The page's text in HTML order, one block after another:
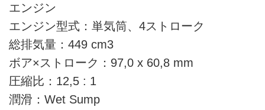
エンジン
エンジン型式：単気筒、4ストローク
総排気量：449 cm3
ボア×ストローク：97,0 x 60,8 mm
圧縮比：12,5 : 1
潤滑：Wet Sump